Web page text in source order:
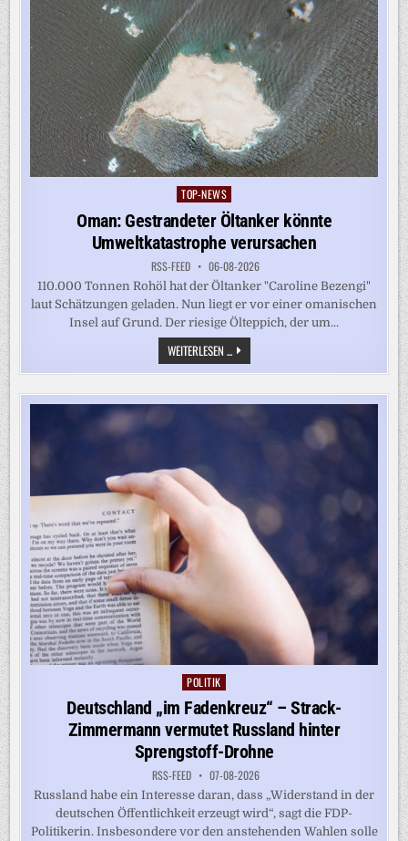
Posted
in
TOP-NEWS
Oman: Gestrandeter Öltanker könnte
Umweltkatastrophe verursachen
RSS-FEED 06-08-2026
110.000 Tonnen Rohöl hat der Öltanker "Caroline Bezengi"
laut Schätzungen geladen. Nun liegt er vor einer omanischen
Insel auf Grund. Der riesige Ölteppich, der um...
WEITERLESEN ... OMAN:
GESTRANDETER
ÖLTANKER
UMWELTKATASTROPHE
VERURSACHEN
Posted
in
POLITIK
Deutschland „im Fadenkreuz“ – Strack-
Zimmermann vermutet Russland hinter
Sprengstoff-Drohne
RSS-FEED 07-08-2026
Russland habe ein Interesse daran, dass „Widerstand in der
deutschen Öffentlichkeit erzeugt wird“, sagt die FDP-
Politikerin. Insbesondere vor den anstehenden Wahlen solle